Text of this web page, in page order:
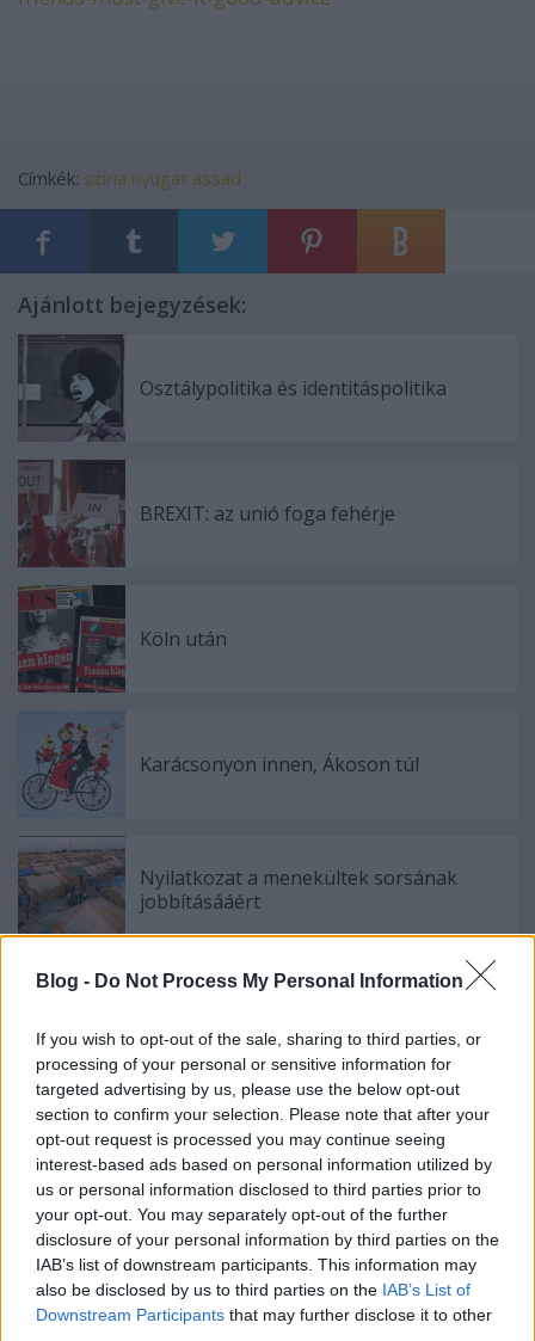
Blog - Do Not Process My Personal Information
If you wish to opt-out of the sale, sharing to third parties, or
processing of your personal or sensitive information for
targeted advertising by us, please use the below opt-out
section to confirm your selection. Please note that after your
opt-out request is processed you may continue seeing
interest-based ads based on personal information utilized by
us or personal information disclosed to third parties prior to
your opt-out. You may separately opt-out of the further
disclosure of your personal information by third parties on the
IAB’s list of downstream participants. This information may
also be disclosed by us to third parties on the IAB’s List of
Downstream Participants that may further disclose it to other
Címkék: szíria nyugat assad
Ajánlott bejegyzések:
Osztálypolitika és identitáspolitika
BREXIT: az unió foga fehérje
Köln után
Karácsonyon innen, Ákoson túl
Nyilatkozat a menekültek sorsának
jobbításááért
A hozzászóláshoz be kell lépned!
VAGY